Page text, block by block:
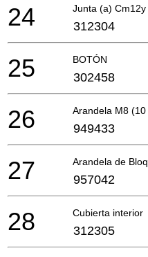
Junta (a) Cm12y
24 312304
BOTÓN
25 302458
Arandela M8 (10
26 949433
Arandela de
27 957042
Cubierta interior
28 312305